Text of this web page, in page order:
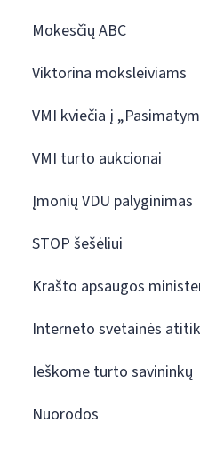
Mokesčių ABC
Viktorina moksleiviams
VMI kviečia į
VMI turto aukcionai
Įmonių VDU palyginimas
STOP šešėliui
Krašto apsaugos
Interneto svetainės
Ieškome turto savininkų
Nuorodos